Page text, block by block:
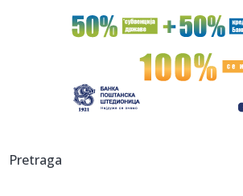
15:54:Ratkov melje! Srbin je najbolji strelac
Državljaninu Srbije određen pritvor
15:52:Sutra počinje Guča! Varošica već u
Partizana ...
Pretraga